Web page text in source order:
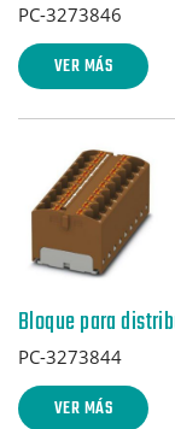
PC-3273846
VER MÁS
Bloque para
PC-3273844
VER MÁS